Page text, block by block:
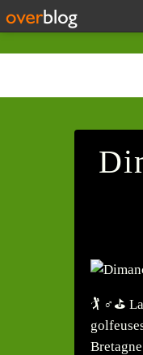
🏌️ ♂️⛳